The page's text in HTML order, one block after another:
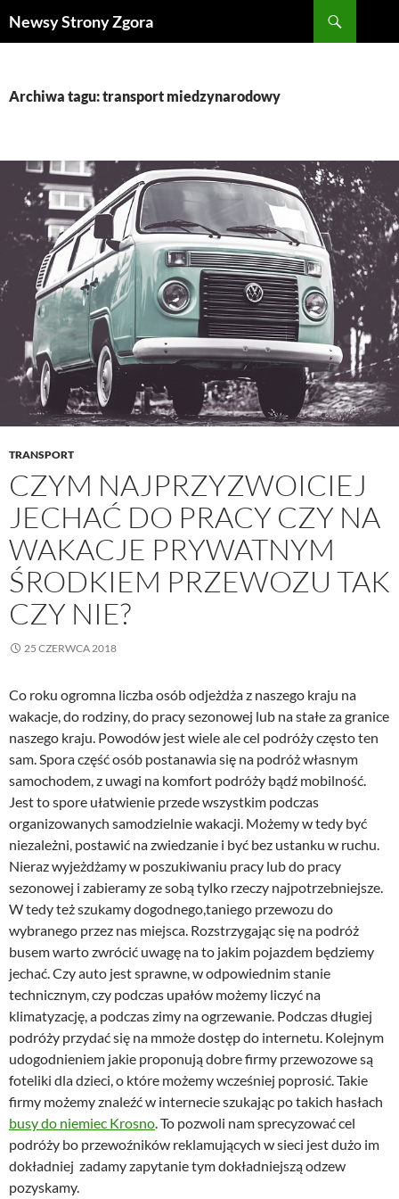
Newsy Strony Zgora
Archiwa tagu: transport miedzynarodowy
TRANSPORT
CZYM NAJPRZYZWOICIEJ
JECHAĆ DO PRACY CZY NA
WAKACJE PRYWATNYM
ŚRODKIEM PRZEWOZU TAK
CZY NIE?
25 CZERWCA 2018
Co roku ogromna liczba osób odjeżdża z naszego kraju na
wakacje, do rodziny, do pracy sezonowej lub na stałe za granice
naszego kraju. Powodów jest wiele ale cel podróży często ten
sam. Spora część osób postanawia się na podróż własnym
samochodem, z uwagi na komfort podróży bądź mobilność.
Jest to spore ułatwienie przede wszystkim podczas
organizowanych samodzielnie wakacji. Możemy w tedy być
niezależni, postawić na zwiedzanie i być bez ustanku w ruchu.
Nieraz wyjeżdżamy w poszukiwaniu pracy lub do pracy
sezonowej i zabieramy ze sobą tylko rzeczy najpotrzebniejsze.
W tedy też szukamy dogodnego,taniego przewozu do
wybranego przez nas miejsca. Rozstrzygając się na podróż
busem warto zwrócić uwagę na to jakim pojazdem będziemy
jechać. Czy auto jest sprawne, w odpowiednim stanie
technicznym, czy podczas upałów możemy liczyć na
klimatyzację, a podczas zimy na ogrzewanie. Podczas długiej
podróży przydać się na mmoże dostęp do internetu. Kolejnym
udogodnieniem jakie proponują dobre firmy przewozowe są
foteliki dla dzieci, o które możemy wcześniej poprosić. Takie
firmy możemy znaleźć w internecie szukając po takich hasłach
busy do niemiec Krosno. To pozwoli nam sprecyzować cel
podróży bo przewoźników reklamujących w sieci jest dużo im
dokładniej zadamy zapytanie tym dokładniejszą odzew
pozyskamy.